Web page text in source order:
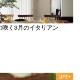
咲く3月のイタリアン
LIFE+